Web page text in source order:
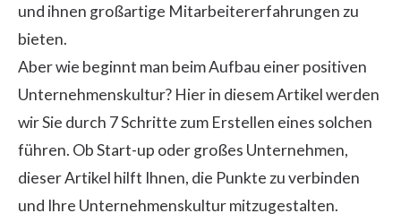
und ihnen großartige Mitarbeitererfahrungen zu
bieten.
Aber wie beginnt man beim Aufbau einer positiven
Unternehmenskultur? Hier in diesem Artikel werden
wir Sie durch 7 Schritte zum Erstellen eines solchen
führen. Ob Start-up oder großes Unternehmen,
dieser Artikel hilft Ihnen, die Punkte zu verbinden
und Ihre Unternehmenskultur mitzugestalten.